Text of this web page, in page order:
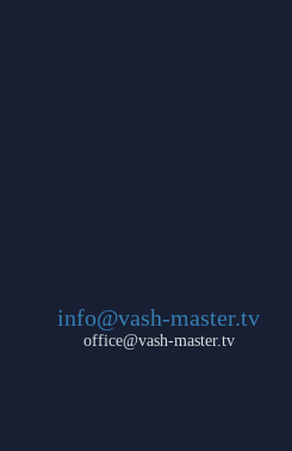
info@vash-master.tv
office@vash-master.tv